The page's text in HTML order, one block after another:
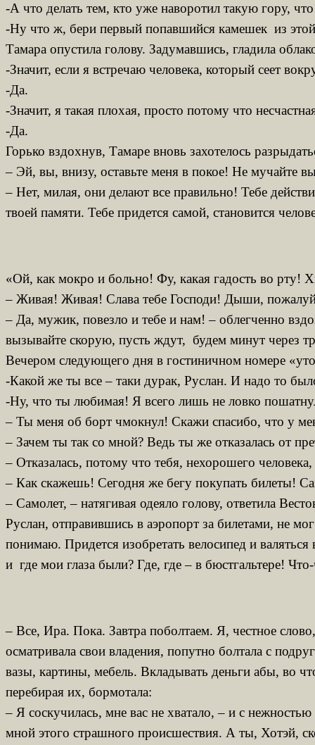
-А что делать тем, кто уже наворотил такую гору,
-Ну что ж, бери первый попавшийся камешек из
Тамара опустила голову. Задумавшись, гладила
-Значит, если я встречаю человека, который сеет
-Да.
-Значит, я такая плохая, просто потому что
-Да.
Горько вздохнув, Тамаре вновь захотелось
– Эй, вы, внизу, оставьте меня в покое! Не мучайте
– Нет, милая, они делают все правильно! Тебе
твоей памяти. Тебе придется самой, становится
«Ой, как мокро и больно! Фу, какая гадость во рту!
– Живая! Живая! Слава тебе Господи! Дыши,
– Да, мужик, повезло и тебе и нам! – облегченно
вызывайте скорую, пусть ждут, будем минут через
Вечером следующего дня в гостиничном номере
-Какой же ты все – таки дурак, Руслан. И надо то
-Ну, что ты любимая! Я всего лишь не ловко
– Ты меня об борт чмокнул! Скажи спасибо, что у
– Зачем ты так со мной? Ведь ты же отказалась от
– Отказалась, потому что тебя, нехорошего
– Как скажешь! Сегодня же бегу покупать билеты!
– Самолет, – натягивая одеяло голову, ответила
Руслан, отправившись в аэропорт за билетами, не
понимаю. Придется изобретать велосипед и
и где мои глаза были? Где, где – в бюстгальтере!
– Все, Ира. Пока. Завтра поболтаем. Я, честное
осматривала свои владения, попутно болтала с
вазы, картины, мебель. Вкладывать деньги абы, во
перебирая их, бормотала:
– Я соскучилась, мне вас не хватало, – и с
мной этого страшного происшествия. А ты, Хотэй,